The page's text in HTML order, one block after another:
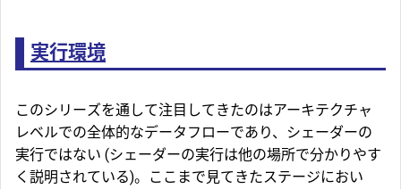
実行環境
このシリーズを通して注目してきたのはアーキテクチャ
レベルでの全体的なデータフローであり、シェーダーの
実行ではない (シェーダーの実行は他の場所で分かりやす
く説明されている)。ここまで見てきたステージにおい